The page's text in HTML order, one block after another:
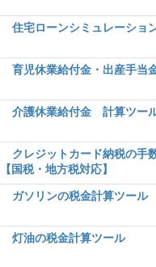
住宅ローンシミュレーショ
育児休業給付金・出産手
介護休業給付金 計算ツー
クレジットカード納税の手
【国税・地方税対応】
ガソリンの税金計算ツール
灯油の税金計算ツール